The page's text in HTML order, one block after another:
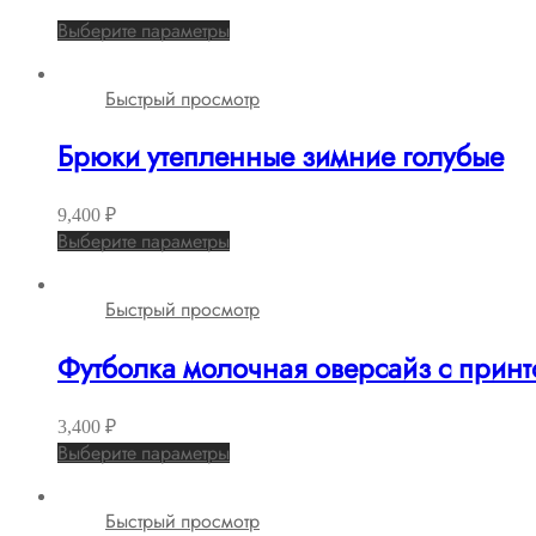
Выберите параметры
Быстрый просмотр
Брюки утепленные зимние голубые
9,400 ₽
Выберите параметры
Быстрый просмотр
Футболка молочная оверсайз с
3,400 ₽
Выберите параметры
Быстрый просмотр